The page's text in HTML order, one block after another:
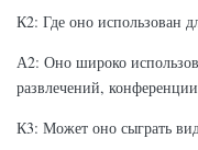
К2: Где оно использован
А2: Оно широко
развлечений,
К3: Может оно сыграть